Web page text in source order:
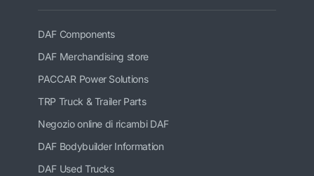
DAF Components
DAF Merchandising store
PACCAR Power Solutions
TRP Truck & Trailer Parts
Negozio online di ricambi DAF
DAF Bodybuilder Information
DAF Used Trucks